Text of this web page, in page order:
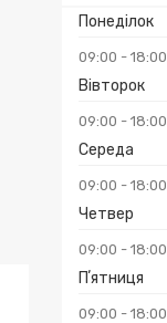
Понеділок
09:00 18:00
Вівторок
09:00 18:00
Середа
09:00 18:00
Четвер
09:00 18:00
Пʼятниця
09:00 18:00